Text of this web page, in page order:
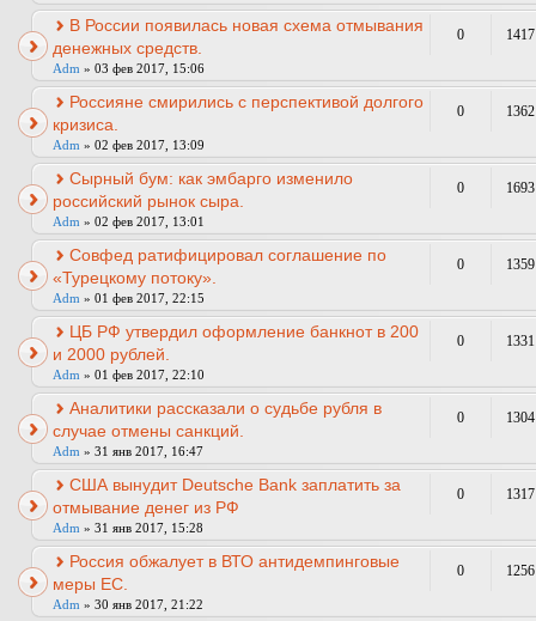
В России появилась новая схема отмывания
денежных средств.
Adm » 03 фев 2017, 15:06
0 1417
Россияне смирились с перспективой долгого
кризиса.
Adm » 02 фев 2017, 13:09
0 1362
Сырный бум: как эмбарго изменило
российский рынок сыра.
Adm » 02 фев 2017, 13:01
0 1693
Совфед ратифицировал соглашение по
«Турецкому потоку».
Adm » 01 фев 2017, 22:15
0 1359
ЦБ РФ утвердил оформление банкнот в 200
и 2000 рублей.
Adm » 01 фев 2017, 22:10
0 1331
Аналитики рассказали о судьбе рубля в
случае отмены санкций.
Adm » 31 янв 2017, 16:47
0 1304
США вынудит Deutsche Bank заплатить за
отмывание денег из РФ
Adm » 31 янв 2017, 15:28
0 1317
Россия обжалует в ВТО антидемпинговые
меры ЕС.
Adm » 30 янв 2017, 21:22
0 1256